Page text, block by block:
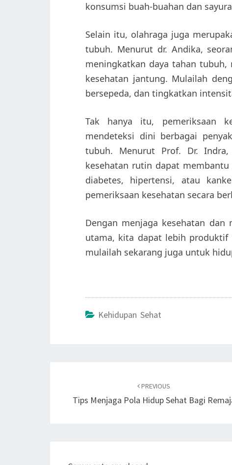
konsumsi buah-buahan dan
Selain itu, olahraga juga
tubuh. Menurut dr. Andika,
meningkatkan daya tahan
kesehatan jantung. Mulailah
bersepeda, dan tingkatkan
Tak hanya itu, pemeriksaan
mendeteksi dini berbagai
tubuh. Menurut Prof. Dr. Indra,
kesehatan rutin dapat
diabetes, hipertensi, atau
pemeriksaan kesehatan secara
Dengan menjaga kesehatan dan
utama, kita dapat lebih produktif
mulailah sekarang juga untuk
Kehidupan Sehat
PREVIOUS
Tips Menjaga Pola Hidup Sehat Bagi